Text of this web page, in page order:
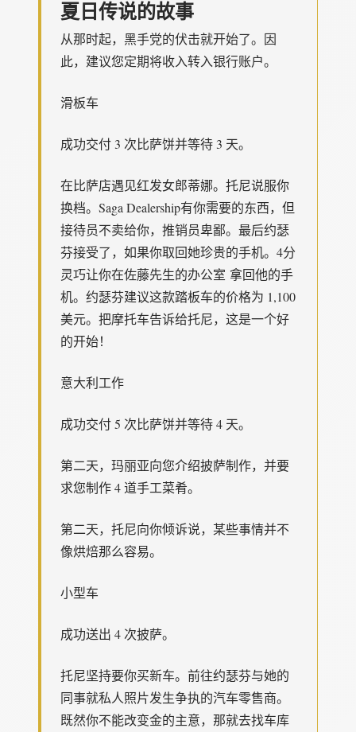
夏日传说的故事
从那时起，黑手党的伏击就开始了。因
此，建议您定期将收入转入银行账户。
滑板车
成功交付 3 次比萨饼并等待 3 天。
在比萨店遇见红发女郎蒂娜。托尼说服你
换档。Saga Dealership有你需要的东西，但
接待员不卖给你，推销员卑鄙。最后约瑟
芬接受了，如果你取回她珍贵的手机。4分
灵巧让你在佐藤先生的办公室 拿回他的手
机。约瑟芬建议这款踏板车的价格为 1,100
美元。把摩托车告诉给托尼，这是一个好
的开始！
意大利工作
成功交付 5 次比萨饼并等待 4 天。
第二天，玛丽亚向您介绍披萨制作，并要
求您制作 4 道手工菜肴。
第二天，托尼向你倾诉说，某些事情并不
像烘焙那么容易。
小型车
成功送出 4 次披萨。
托尼坚持要你买新车。前往约瑟芬与她的
同事就私人照片发生争执的汽车零售商。
既然你不能改变金的主意，那就去找车库